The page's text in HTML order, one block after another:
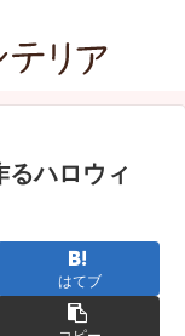
るハロウィ
はてブ